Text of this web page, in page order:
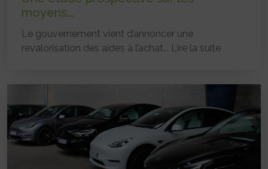
moyens...
Le gouvernement vient d’annoncer une
revalorisation des aides à l’achat... Lire la suite